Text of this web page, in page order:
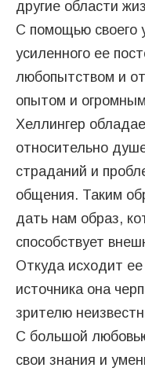
другие области
С помощью своего
усиленного ее
любопытством и
опытом и
Хеллингер
относительно
страданий и
общения. Таким
дать нам образ,
способствует
Откуда исходит ее
источника она
зрителю
С большой
свои знания и